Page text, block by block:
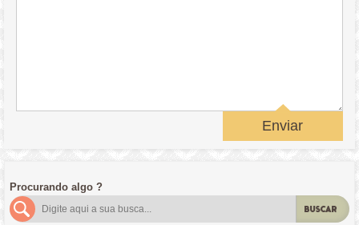
Enviar
Procurando algo ?
BUSCAR